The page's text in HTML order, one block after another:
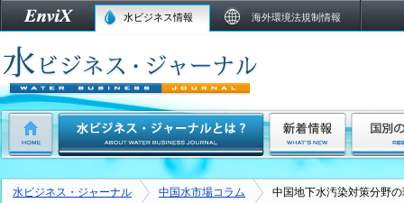
水ビジネス情報 海外環境法規制情報
水ビジネス・ジャーナル 中国水市場コラム 中国地下水汚染対策分野